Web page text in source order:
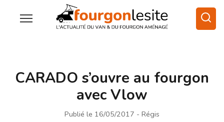
CARADO s’ouvre au fourgon
avec Vlow
Publié le 16/05/2017 - Régis